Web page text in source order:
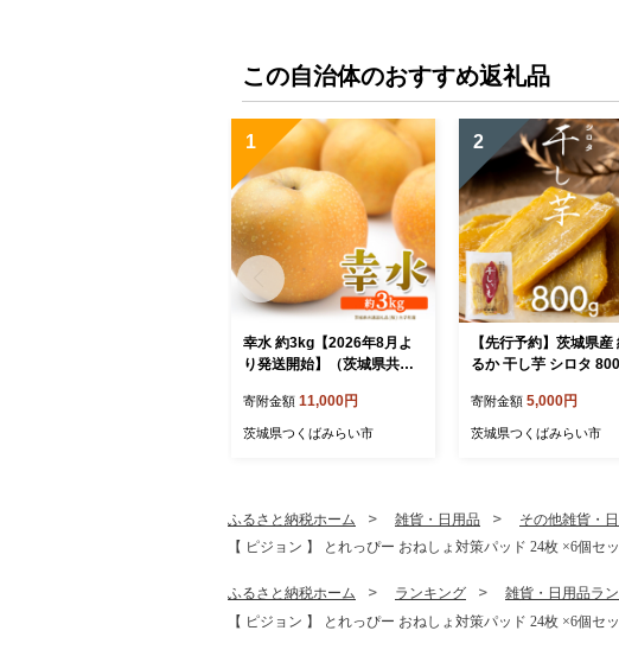
この自治体のおすすめ返礼品
1
幸水 約3kg【2026年8月よ
り発送開始】（茨城県共通
糖度 ギフト 贈り物 プレゼ
ント フルーツ なし ナシ 和
寄附金額 11,000円
茨城県つくばみらい市
2
【先行予約】茨城県産
るか 干し芋 シロタ
も 芋 さつまいも さつま
茨城 べにはるか お菓子
寄附金額 5,000円
茨城県つくばみらい市
ふるさと納税ホーム 雑貨・日用品
その他雑貨・
【 ピジョン 】 とれっぴー おねしょ対策パッド 24枚 ×6個
ふるさと納税ホーム ランキング 雑貨・日用品ラ
【 ピジョン 】 とれっぴー おねしょ対策パッド 24枚 ×6個